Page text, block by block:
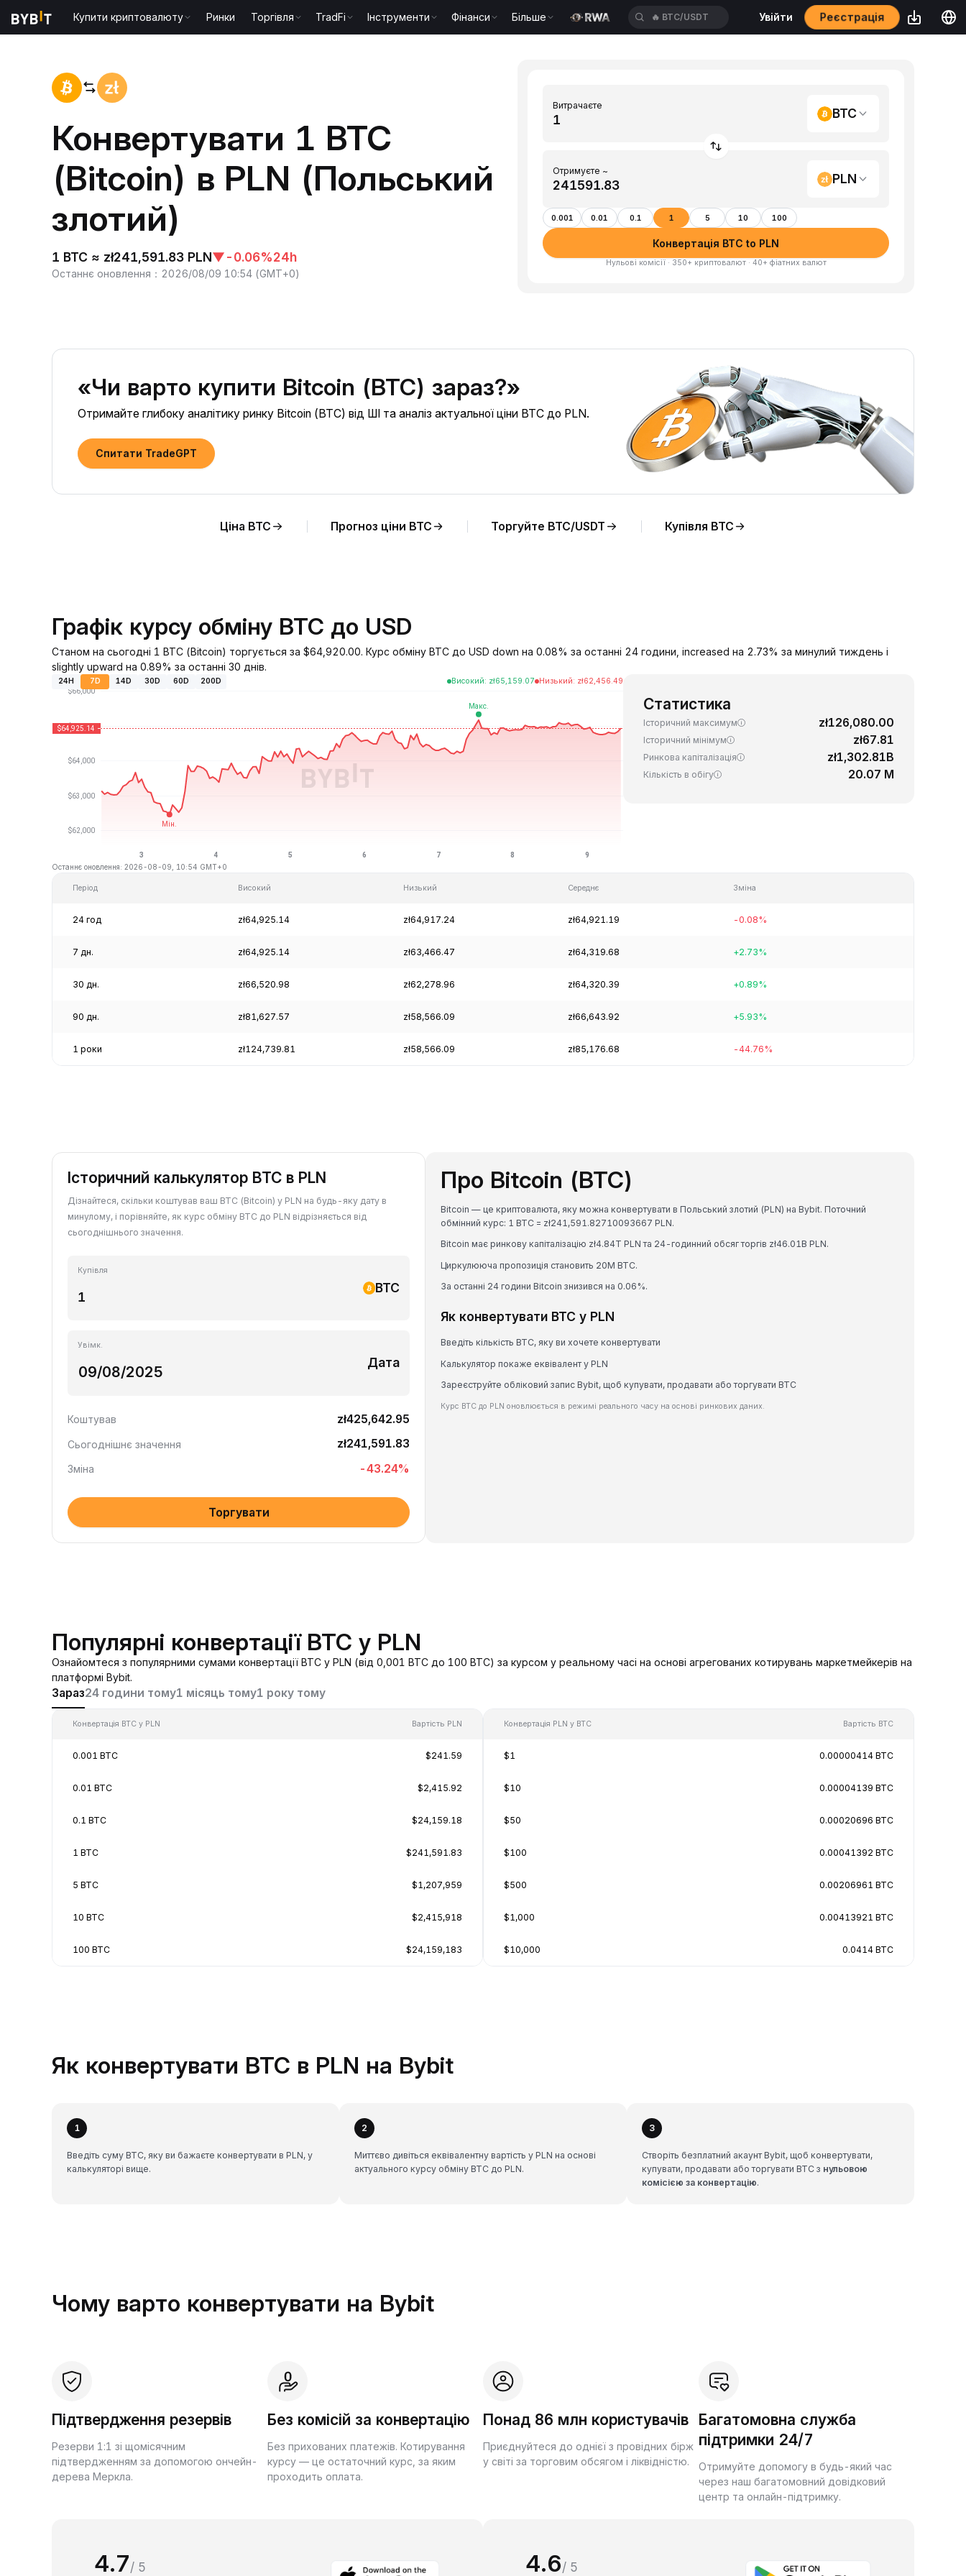
Купити криптовалюту Ринки Торгівля TradFi Інструменти Фінанси Більше 🔥 BTC/USDT Увійти Реєстрація
Конвертувати 1 BTC
(Bitcoin) в PLN (Польський
злотий)
1 BTC ≈ zł241,591.83 PLN▼-0.06%24h
Останнє оновлення ： 2026/08/09 10:54 (GMT+0)
Витрачаєте
BTC
Отримуєте ~
PLN
0.001 0.01 0.1 1 5 10 100
Конвертація BTC to PLN
Нульові комісії · 350+ криптовалют · 40+ фіатних валют
«Чи варто купити Bitcoin (BTC) зараз?»
Отримайте глибоку аналітику ринку Bitcoin (BTC) від ШІ та аналіз актуальної ціни BTC до PLN.
Спитати TradeGPT
Ціна BTC Прогноз ціни BTC Торгуйте BTC/USDT Купівля BTC
Графік курсу обміну BTC до USD
Станом на сьогодні 1 BTC (Bitcoin) торгується за $64,920.00. Курс обміну BTC до USD down на 0.08% за останні 24 години, increased на 2.73% за минулий тиждень і
slightly upward на 0.89% за останні 30 днів.
24H 7D 14D 30D 60D 200D Високий: zł65,159.07 Низький: zł62,456.49
Останнє оновлення: 2026-08-09, 10:54 GMT+0
Статистика
Історичний максимум zł126,080.00
Історичний мінімум zł67.81
Ринкова капіталізація zł1,302.81B
Кількість в обігу 20.07 M
Період Високий Низький Середнє Зміна
24 год zł64,925.14 zł64,917.24 zł64,921.19 -0.08%
7 дн. zł64,925.14 zł63,466.47 zł64,319.68 +2.73%
30 дн. zł66,520.98 zł62,278.96 zł64,320.39 +0.89%
90 дн. zł81,627.57 zł58,566.09 zł66,643.92 +5.93%
1 роки zł124,739.81 zł58,566.09 zł85,176.68 -44.76%
Історичний калькулятор BTC в PLN
Дізнайтеся, скільки коштував ваш BTC (Bitcoin) у PLN на будь-яку дату в
минулому, і порівняйте, як курс обміну BTC до PLN відрізняється від
сьогоднішнього значення.
Купівля
BTC
Увімк.
Дата
Коштував zł425,642.95
Сьогоднішнє значення zł241,591.83
Зміна -43.24%
Торгувати
Про Bitcoin (BTC)
Bitcoin — це криптовалюта, яку можна конвертувати в Польський злотий (PLN) на Bybit. Поточний
обмінний курс: 1 BTC = zł241,591.82710093667 PLN.
Bitcoin має ринкову капіталізацію zł4.84T PLN та 24-годинний обсяг торгів zł46.01B PLN.
Циркулююча пропозиція становить 20M BTC.
За останні 24 години Bitcoin знизився на 0.06%.
Як конвертувати BTC у PLN
Введіть кількість BTC, яку ви хочете конвертувати
Калькулятор покаже еквівалент у PLN
Зареєструйте обліковий запис Bybit, щоб купувати, продавати або торгувати BTC
Курс BTC до PLN оновлюється в режимі реального часу на основі ринкових даних.
Популярні конвертації BTC у PLN
Ознайомтеся з популярними сумами конвертації BTC у PLN (від 0,001 BTC до 100 BTC) за курсом у реальному часі на основі агрегованих котирувань маркетмейкерів на
платформі Bybit.
Зараз24 години тому1 місяць тому1 року тому
Конвертація BTC у PLN Вартість PLN
0.001 BTC $241.59
0.01 BTC $2,415.92
0.1 BTC $24,159.18
1 BTC $241,591.83
5 BTC $1,207,959
10 BTC $2,415,918
100 BTC $24,159,183
Конвертація PLN у BTC Вартість BTC
$1 0.00000414 BTC
$10 0.00004139 BTC
$50 0.00020696 BTC
$100 0.00041392 BTC
$500 0.00206961 BTC
$1,000 0.00413921 BTC
$10,000 0.0414 BTC
Як конвертувати BTC в PLN на Bybit
1
Введіть суму BTC, яку ви бажаєте конвертувати в PLN, у
калькуляторі вище.
2
Миттєво дивіться еквівалентну вартість у PLN на основі
актуального курсу обміну BTC до PLN.
3
Створіть безплатний акаунт Bybit, щоб конвертувати,
купувати, продавати або торгувати BTC з нульовою
комісією за конвертацію.
Чому варто конвертувати на Bybit
Підтвердження резервів
Резерви 1:1 зі щомісячним
підтвердженням за допомогою ончейн-
дерева Меркла.
Без комісій за конвертацію
Без прихованих платежів. Котирування
курсу — це остаточний курс, за яким
проходить оплата.
Понад 86 млн користувачів
Приєднуйтеся до однієї з провідних бірж
у світі за торговим обсягом і ліквідністю.
Багатомовна служба
підтримки 24/7
Отримуйте допомогу в будь-який час
через наш багатомовний довідковий
центр та онлайн-підтримку.
4.7/ 5 4.6/ 5